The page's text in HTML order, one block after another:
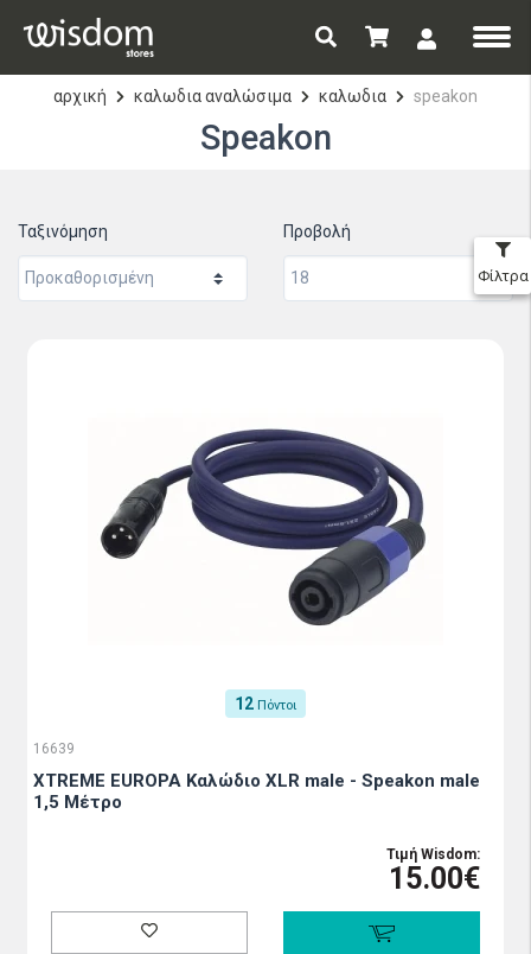
αρχική καλωδια αναλώσιμα καλωδια speakon
Speakon
Ταξινόμηση Προβολή
Φίλτρα
12 Πόντοι
16639
XTREME EUROPA Καλώδιο XLR male - Speakon male
1,5 Μέτρο
Τιμή Wisdom:
15.00€